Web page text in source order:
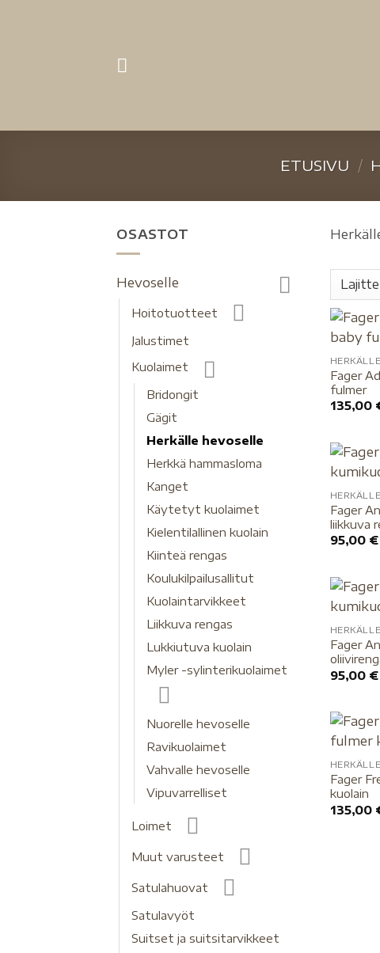
ETUSIVU /
OSASTOT
Hevoselle
Hoitotuotteet
Jalustimet
Kuolaimet
Bridongit
Gägit
Herkälle hevoselle
Herkkä hammasloma
Kanget
Käytetyt kuolaimet
Kielentilallinen kuolain
Kiinteä rengas
Koulukilpailusallitut
Kuolaintarvikkeet
Liikkuva rengas
Lukkiutuva kuolain
Myler -sylinterikuolaimet
Nuorelle hevoselle
Ravikuolaimet
Vahvalle hevoselle
Vipuvarrelliset
Loimet
Muut varusteet
Satulahuovat
Satulavyöt
Suitset ja suitsitarvikkeet
Fager
fulmer
135,00
Fager
liikkuva
95,00 €
Fager
95,00 €
Fager
kuolain
135,00